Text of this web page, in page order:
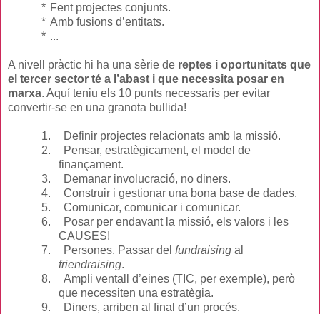
* Fent projectes conjunts.
* Amb fusions d’entitats.
* ...
A nivell pràctic hi ha una sèrie de reptes i oportunitats que
el tercer sector té a l’abast i que necessita posar en
marxa. Aquí teniu els 10 punts necessaris per evitar
convertir-se en una granota bullida!
1.
Definir projectes relacionats amb la missió.
2.
Pensar, estratègicament, el model de
finançament.
3.
Demanar involucració, no diners.
4.
Construir i gestionar una bona base de dades.
5.
Comunicar, comunicar i comunicar.
6.
Posar per endavant la missió, els valors i les
CAUSES!
7.
Persones. Passar delfundraising al
friendraising.
8.
Ampli ventall d’eines (TIC, per exemple), però
que necessiten una estratègia.
9.
Diners, arriben al final d’un procés.